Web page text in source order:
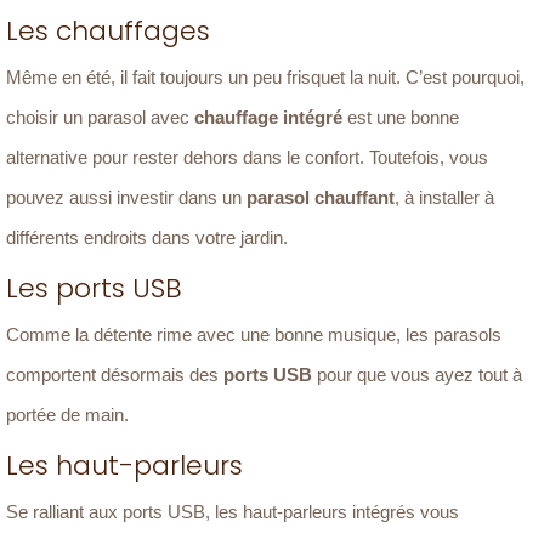
Les chauffages
Même en été, il fait toujours un peu frisquet la nuit. C’est pourquoi,
choisir un parasol avec chauffage intégré est une bonne
alternative pour rester dehors dans le confort. Toutefois, vous
pouvez aussi investir dans un parasol chauffant, à installer à
différents endroits dans votre jardin.
Les ports USB
Comme la détente rime avec une bonne musique, les parasols
comportent désormais des ports USB pour que vous ayez tout à
portée de main.
Les haut-parleurs
Se ralliant aux ports USB, les haut-parleurs intégrés vous